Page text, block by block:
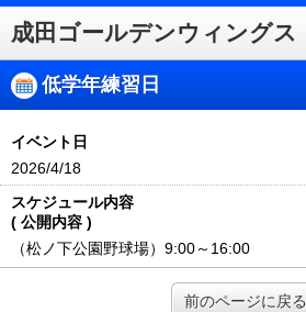
成田ゴールデンウィングス
低学年練習日
イベント日
2026/4/18
スケジュール内容
( 公開内容 )
（松ノ下公園野球場）9:00～16:00
前のページに戻る